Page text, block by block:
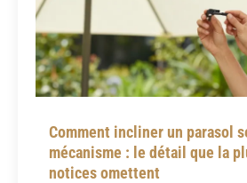
Comment incliner un parasol
mécanisme : le détail que la
notices omettent